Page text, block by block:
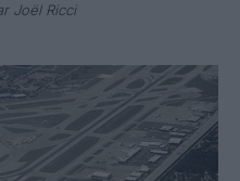
Joël Ricci